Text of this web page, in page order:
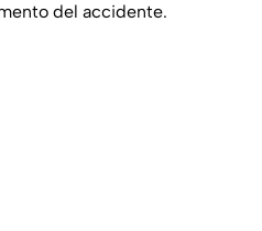
del accidente.